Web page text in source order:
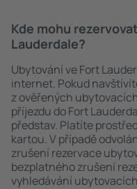
Kde mohu
Lauderdale?
Ubytování ve Fort
internet. Pokud
z ověřených
příjezdu do Fort
představ. Platíte
kartou. V případě
zrušení rezervace
bezplatného zrušení
vyhledávání